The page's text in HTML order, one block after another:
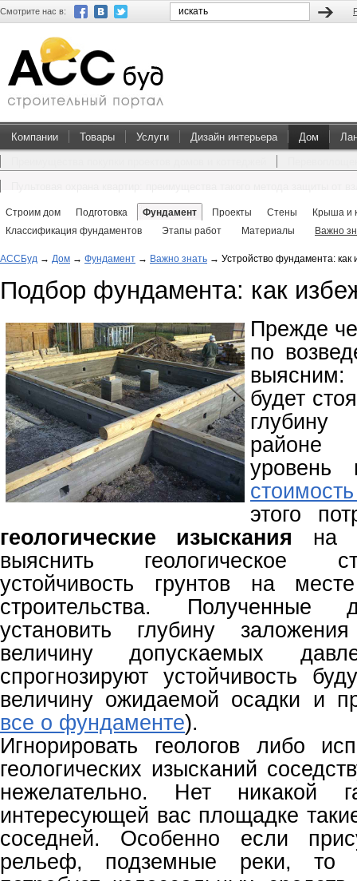
Смотрите нас в:
Компании Товары Услуги Дизайн интерьера Дом
Строим дом Подготовка Фундамент Проекты Стены
Крыша и
Классификация фундаментов
Этапы работ Материалы Важно
АССБуд → Дом → Фундамент → Важно знать → Устройство фундамента: как
Подбор фундамента: как
Прежде
по
будет
районе
уровень
этого
геологические изыскания на
выяснить геологическое
устойчивость грунтов на
строительства. Полученные
установить глубину
величину допускаемых
спрогнозируют устойчивость
величину ожидаемой осадки и
все о фундаменте).
Игнорировать геологов либо
геологических изысканий
нежелательно. Нет никакой
интересующей вас площадке
соседней. Особенно если
рельеф, подземные реки, то